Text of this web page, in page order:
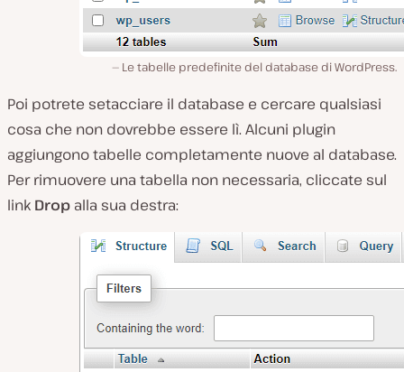
Le tabelle predefinite del database di WordPress.
Poi potrete setacciare il database e cercare qualsiasi
cosa che non dovrebbe essere lì. Alcuni plugin
aggiungono tabelle completamente nuove al database.
Per rimuovere una tabella non necessaria, cliccate sul
link Drop alla sua destra: